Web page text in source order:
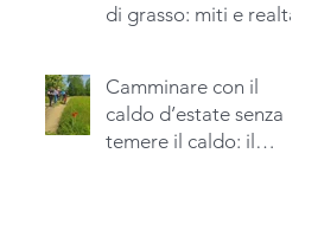
di grasso: miti e realtà
Camminare con il
caldo d’estate senza
temere il caldo: il